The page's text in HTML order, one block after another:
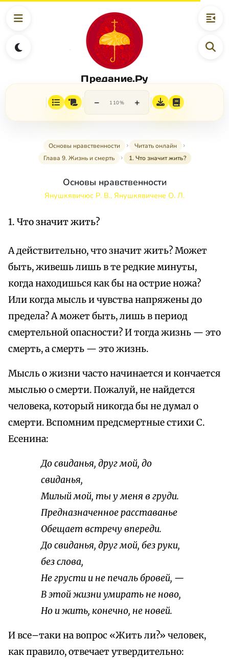
Предание.Ру
− 110% +
Основы нравственности
Читать онлайн
Глава 9. Жизнь и смерть
1. Что значит жить?
Основы нравственности
Янушкявичюс Р. В., Янушкявичене О. Л.
1. Что значит жить?
А действительно, что значит жить? Может
быть, живешь лишь в те редкие минуты,
когда находишься как бы на острие ножа?
Или когда мысль и чувства напряжены до
предела? А может быть, лишь в период
смертельной опасности? И тогда жизнь — это
смерть, а смерть — это жизнь.
Мысль о жизни часто начинается и кончается
мыслью о смерти. Пожалуй, не найдется
человека, который никогда бы не думал о
смерти. Вспомним предсмертные стихи С.
Есенина:
До свиданья, друг мой, до
свиданья,
Милый мой, ты у меня в груди.
Предназначенное расставанье
Обещает встречу впереди.
До свиданья, друг мой, без руки,
без слова,
Не грусти и не печаль бровей, —
В этой жизни умирать не ново,
Но и жить, конечно, не новей.
И все–таки на вопрос «Жить ли?» человек,
как правило, отвечает утвердительно: